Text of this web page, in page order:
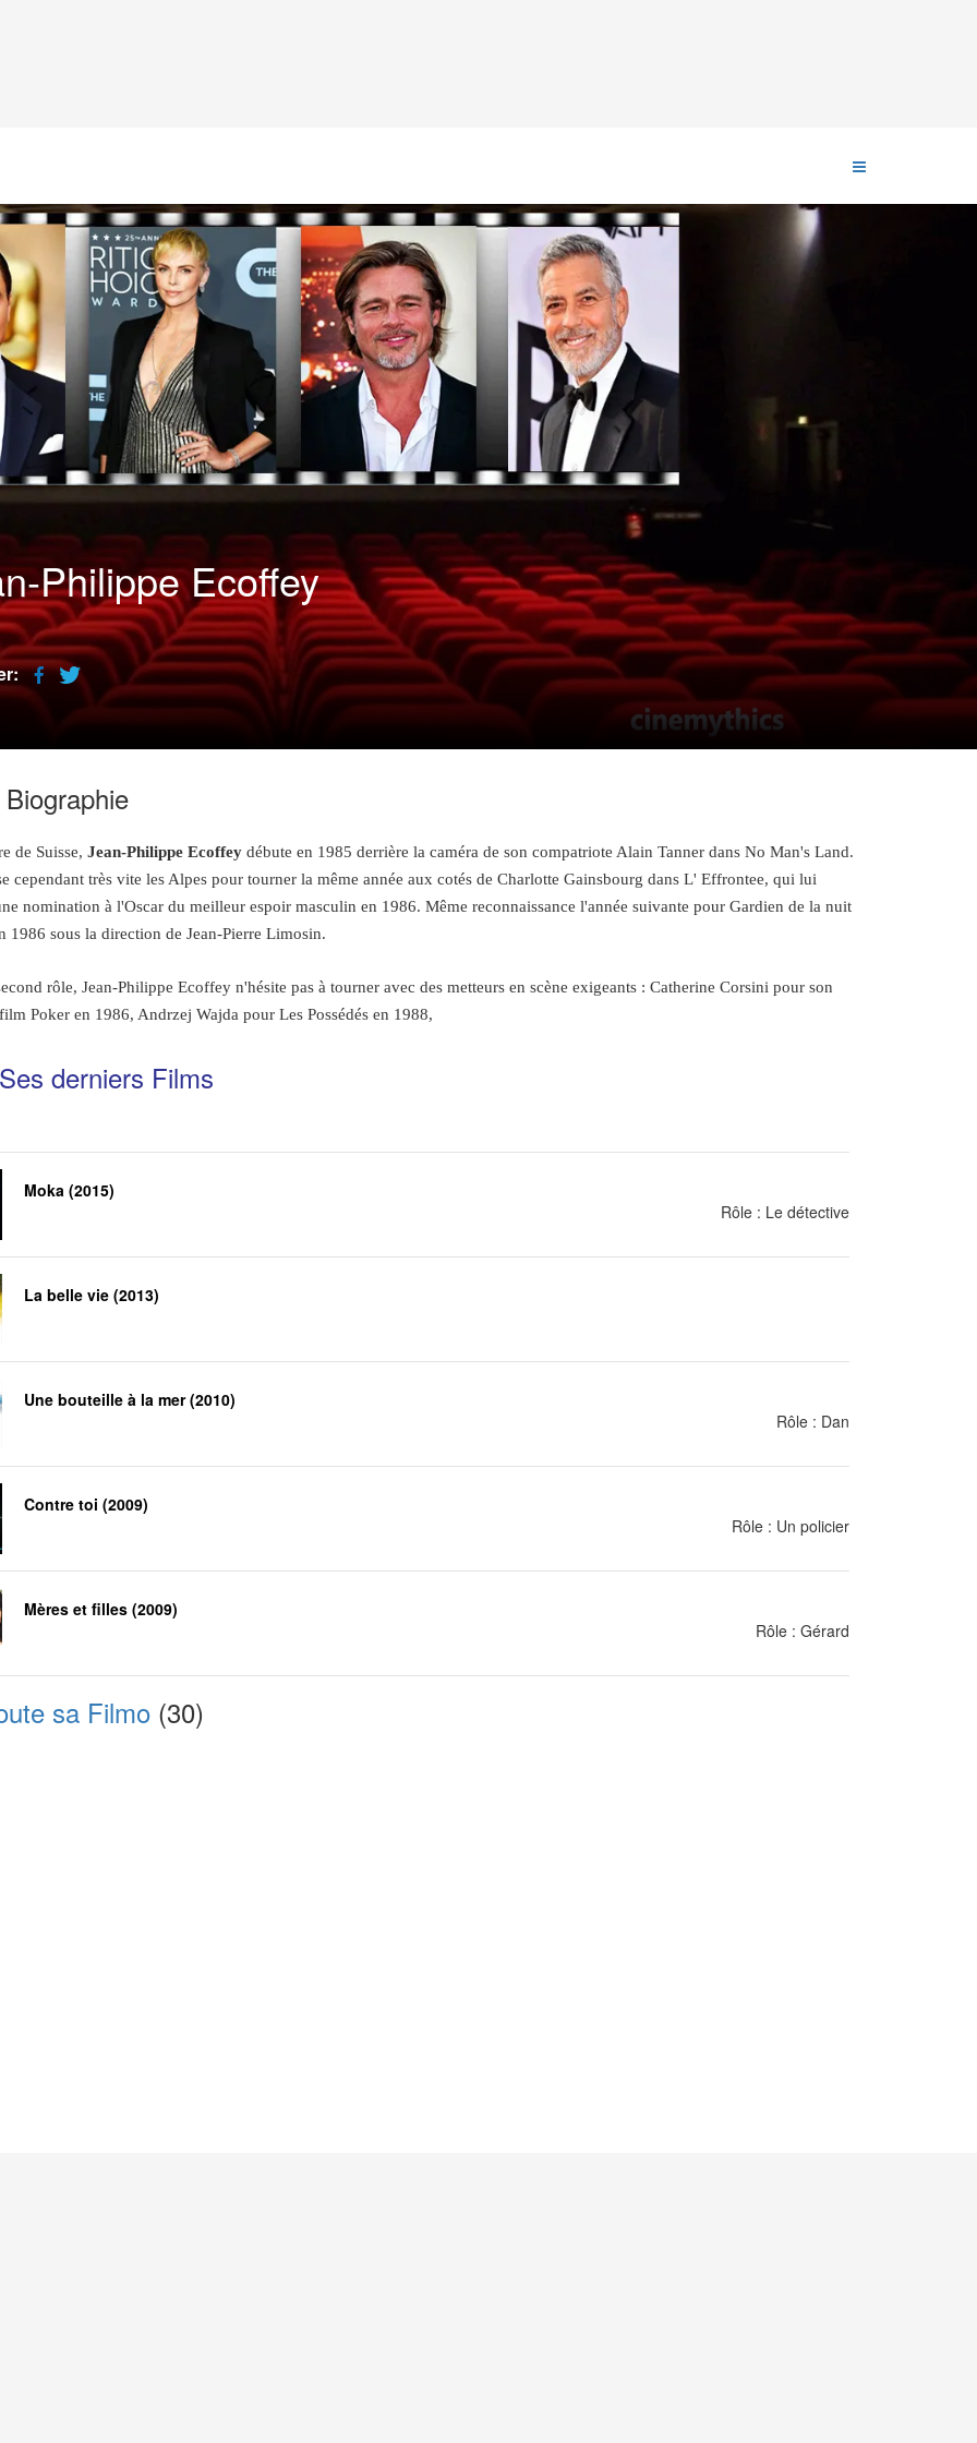
Philippe Ecoffey
Biographie
de Suisse, Jean-Philippe Ecoffey débute en 1985 derrière la caméra de son compatriote Alain Tanner dans No Man's Land.
cependant très vite les Alpes pour tourner la même année aux cotés de Charlotte Gainsbourg dans L' Effrontee, qui lui
nomination à l'Oscar du meilleur espoir masculin en 1986. Même reconnaissance l'année suivante pour Gardien de la nuit
1986 sous la direction de Jean-Pierre Limosin.
rôle, Jean-Philippe Ecoffey n'hésite pas à tourner avec des metteurs en scène exigeants : Catherine Corsini pour son
Poker en 1986, Andrzej Wajda pour Les Possédés en 1988,
derniers Films
Moka (2015)
Rôle : Le détective
La belle vie (2013)
Une bouteille à la mer (2010)
Rôle : Dan
Contre toi (2009)
Rôle : Un policier
Mères et filles (2009)
Rôle : Gérard
sa Filmo(30)